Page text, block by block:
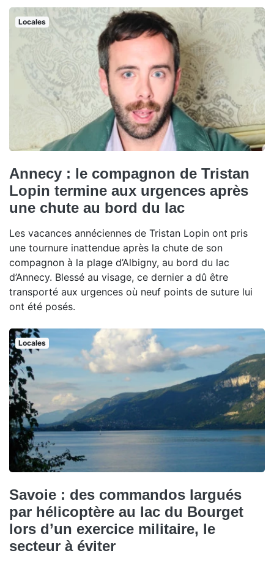
Locales
Annecy : le compagnon de Tristan
Lopin termine aux urgences après
une chute au bord du lac
Les vacances annéciennes de Tristan Lopin ont pris
une tournure inattendue après la chute de son
compagnon à la plage d’Albigny, au bord du lac
d’Annecy. Blessé au visage, ce dernier a dû être
transporté aux urgences où neuf points de suture lui
ont été posés.
Locales
Savoie : des commandos largués
par hélicoptère au lac du Bourget
lors d’un exercice militaire, le
secteur à éviter